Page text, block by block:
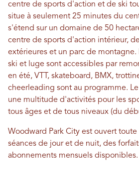
centre de sports d'action et de ski
situe à seulement 25 minutes du
s'étend sur un domaine de 50
centre de sports d'action intérieur,
extérieures et un parc de montagne.
ski et luge sont accessibles par
en été, VTT, skateboard, BMX,
cheerleading sont au programme.
une multitude d'activités pour les
tous âges et de tous niveaux (du
Woodward Park City est ouvert
séances de jour et de nuit, des
abonnements mensuels disponibles.